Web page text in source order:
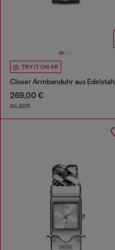
TRY IT ON AR
Closer Armbanduhr aus Edelstahl
269,00 €
SILBER